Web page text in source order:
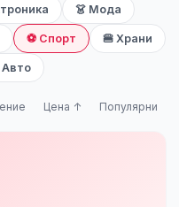
👗 Мода
⚽ Спорт 🍔 Храни
Авто
Цена ↑ Популярни